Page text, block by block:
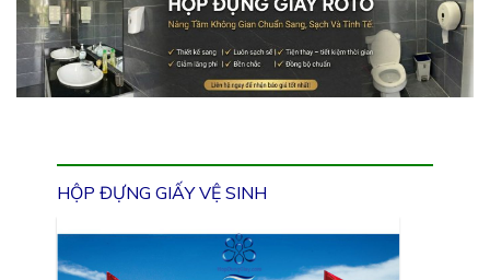
HỘP ĐỰNG GIẤY VỆ SINH